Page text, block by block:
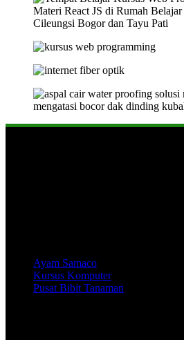
Ayam Samaco
Kursus Komputer
Pusat Bibit Tanaman